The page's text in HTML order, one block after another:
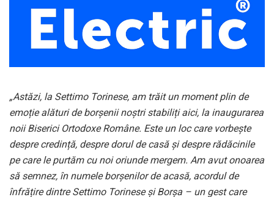
„Astăzi, la Settimo Torinese, am trăit un moment plin de
emoție alături de borșenii noștri stabiliți aici, la inaugurarea
noii Biserici Ortodoxe Române. Este un loc care vorbește
despre credință, despre dorul de casă și despre rădăcinile
pe care le purtăm cu noi oriunde mergem. Am avut onoarea
să semnez, în numele borșenilor de acasă, acordul de
înfrățire dintre Settimo Torinese și Borșa – un gest care